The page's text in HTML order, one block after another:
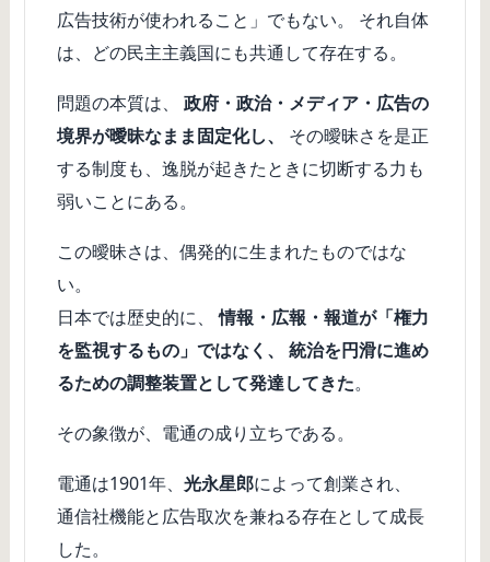
広告技術が使われること」でもない。 それ自体
は、どの民主主義国にも共通して存在する。
問題の本質は、政府・政治・メディア・広告の
境界が曖昧なまま固定化し、
その曖昧さを是正
する制度も、逸脱が起きたときに切断する力も
弱いことにある。
この曖昧さは、偶発的に生まれたものではな
い。
日本では歴史的に、情報・広報・報道が「権力
を監視するもの」ではなく、 統治を円滑に進め
るための調整装置として発達してきた。
その象徴が、電通の成り立ちである。
電通は1901年、光永星郎によって創業され、
通信社機能と広告取次を兼ねる存在として成長
した。